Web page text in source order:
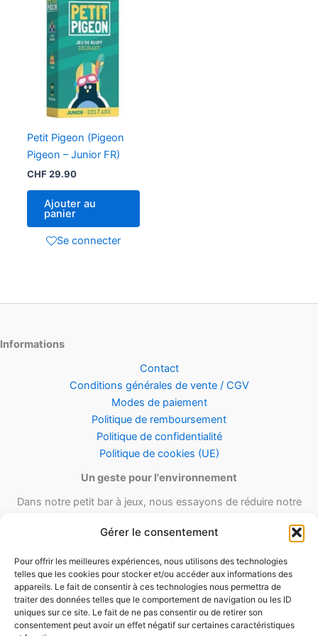
Gérer le consentement
Pour offrir les meilleures expériences, nous utilisons des technologies
telles que les cookies pour stocker et/ou accéder aux informations des
appareils. Le fait de consentir à ces technologies nous permettra de
traiter des données telles que le comportement de navigation ou les ID
uniques sur ce site. Le fait de ne pas consentir ou de retirer son
consentement peut avoir un effet négatif sur certaines caractéristiques
Petit Pigeon (Pigeon
Pigeon – Junior FR)
CHF29.90
Ajouter au
panier
Se connecter
Informations
Contact
Conditions générales de vente / CGV
Modes de paiement
Politique de remboursement
Politique de confidentialité
Politique de cookies (UE)
Un geste pour l'environnement
Dans notre petit bar à jeux, nous essayons de réduire notre
réutilisable ainsi qu’un minimum de matériel d’emballage lors de